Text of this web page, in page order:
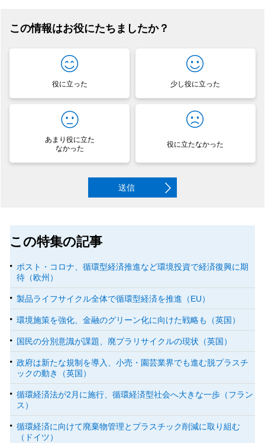
この情報はお役にたちましたか？
役に立った 少し役に立った
あまり役に立た
なかった
役に立たなかった
送信
この特集の記事
ポスト・コロナ、循環型経済推進など環境投資で経済復興に期
待（欧州）
製品ライフサイクル全体で循環型経済を推進（EU）
環境施策を強化、金融のグリーン化に向けた戦略も（英国）
国民の分別意識が課題、廃プラリサイクルの現状（英国）
政府は新たな規制を導入、小売・園芸業界でも進む脱プラスチ
ックの動き（英国）
循環経済法が2月に施行、循環経済型社会へ大きな一歩（フラン
ス）
循環経済に向けて廃棄物管理とプラスチック削減に取り組む
（ドイツ）